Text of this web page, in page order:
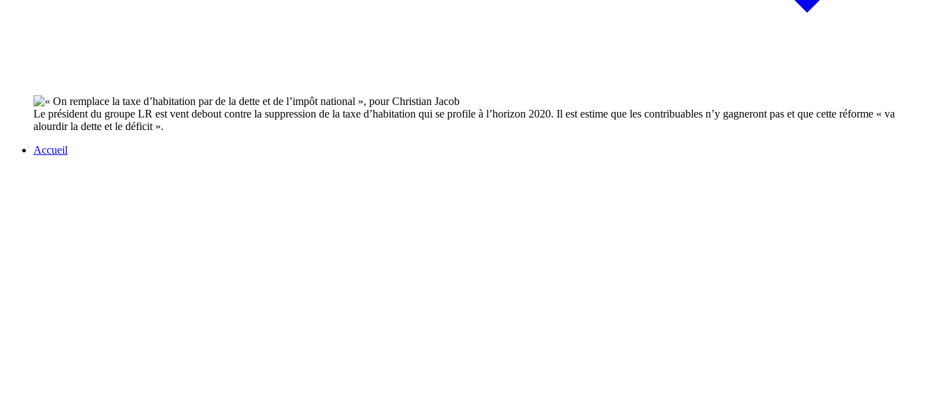
Le président du groupe LR est vent debout contre la suppression de la taxe d’habitation qui se profile à l’horizon 2020. Il est estime que les contribuables n’y gagneront pas et que cette réforme « va
alourdir la dette et le déficit ».
Accueil